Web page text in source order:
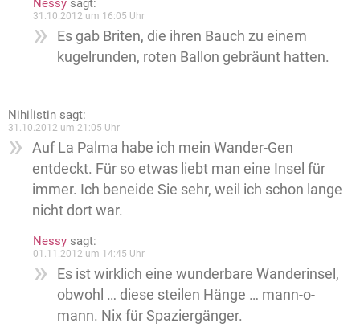
Nessy sagt:
31.10.2012 um 16:05 Uhr
Es gab Briten, die ihren Bauch zu einem
kugelrunden, roten Ballon gebräunt hatten.
Nihilistin sagt:
31.10.2012 um 21:05 Uhr
Auf La Palma habe ich mein Wander-Gen
entdeckt. Für so etwas liebt man eine Insel für
immer. Ich beneide Sie sehr, weil ich schon lange
nicht dort war.
Nessy sagt:
01.11.2012 um 14:45 Uhr
Es ist wirklich eine wunderbare Wanderinsel,
obwohl … diese steilen Hänge … mann-o-
mann. Nix für Spaziergänger.